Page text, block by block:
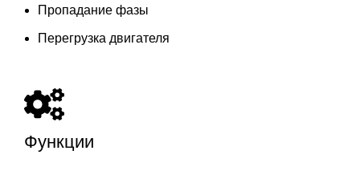
Пропадание фазы
Перегрузка двигателя
Функции